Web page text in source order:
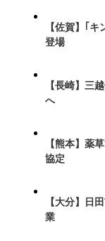
【佐賀】｢
登場
【長崎】三
へ
【熊本】薬
協定
【大分】日
業